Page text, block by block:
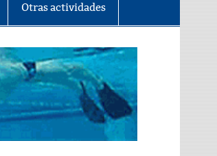
Otras actividades